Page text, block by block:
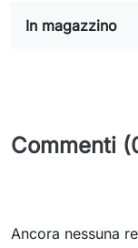
In magazzino
Commenti
Ancora nessuna